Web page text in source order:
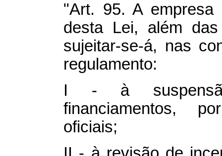
"Art. 95. A empresa
desta Lei, além
sujeitar-se-á, nas
regulamento:
I - à
financiamentos,
oficiais;